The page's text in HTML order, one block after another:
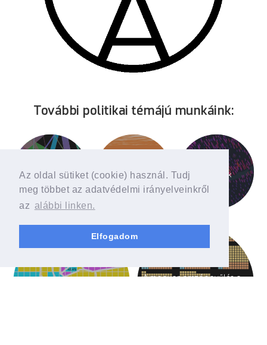
Az oldal sütiket (cookie) használ. Tudj
meg többet az adatvédelmi irányelveinkről
az alábbi linken.
Elfogadom
További politikai témájú munkáink:
Előválasztás '21
Magyarország
politikai térképe
térképverziók
A magyar országgyűlés a